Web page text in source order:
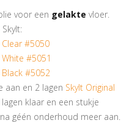
voor een gelakte vloer.
#5050
#5051
#5052
aan en 2 lagen Skylt Original
klaar en een stukje
géén onderhoud meer aan.